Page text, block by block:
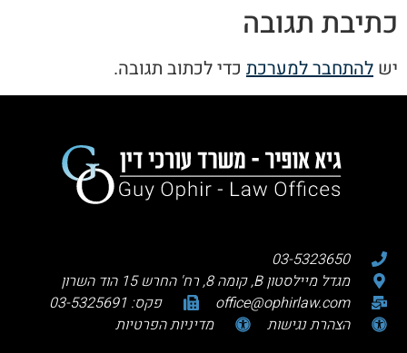
כתיבת תגובה
יש להתחבר למערכת כדי לכתוב תגובה.
03-5323650
מגדל מיילסטון B, קומה 8, רח' החרש 15 הוד השרון
office@ophirlaw.com
פקס: 03-5325691
הצהרת נגישות
מדיניות הפרטיות